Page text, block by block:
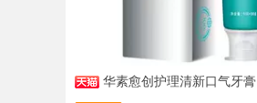
华素愈创护理清新口气牙膏